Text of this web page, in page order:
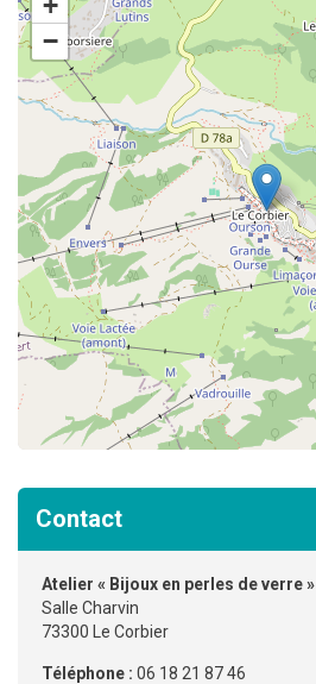
−
Contact
Atelier « Bijoux en perles de verre »
Salle Charvin
73300 Le Corbier
Téléphone : 06 18 21 87 46